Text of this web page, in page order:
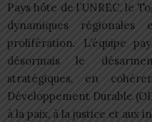
Pays hôte de l’UNREC, le
dynamiques
prolifération. L’équipe
désormais le
stratégiques, en
Développement Durable
à la paix, à la justice et aux